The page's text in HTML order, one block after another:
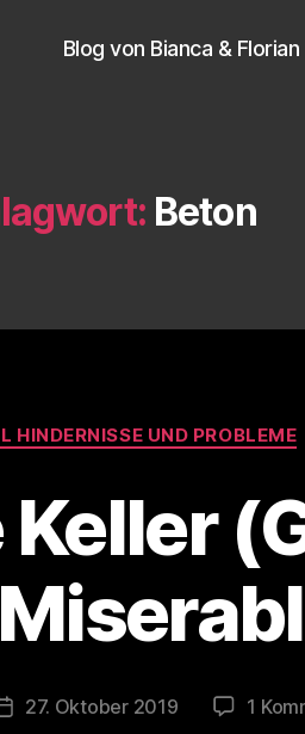
Blog von Bianca & Florian
Beton
Kategorien
HINDERNISSE UND PROBLEME
Veröffentlichungsdatum
27. Oktober 2019 1